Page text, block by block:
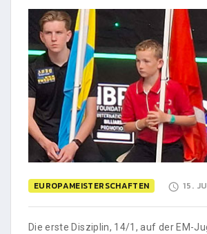
EUROPAMEISTERSCHAFTEN 15.
Die erste Disziplin, 14/1, auf der EM-